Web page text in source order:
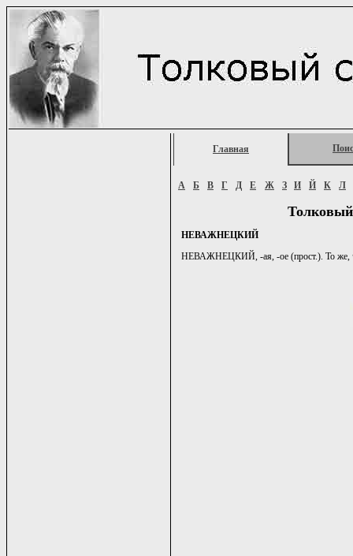
Главная
А Б В Г Д Е Ж З И Й К Л
НЕВАЖНЕЦКИЙ
НЕВАЖНЕЦКИЙ, -ая, -ое (прост.). То же,